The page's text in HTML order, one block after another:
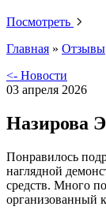
Посмотреть
Главная » Отзывы
<- Новости
03 апреля 2026
Назирова
Понравилось
наглядной
средств. Много
организованный